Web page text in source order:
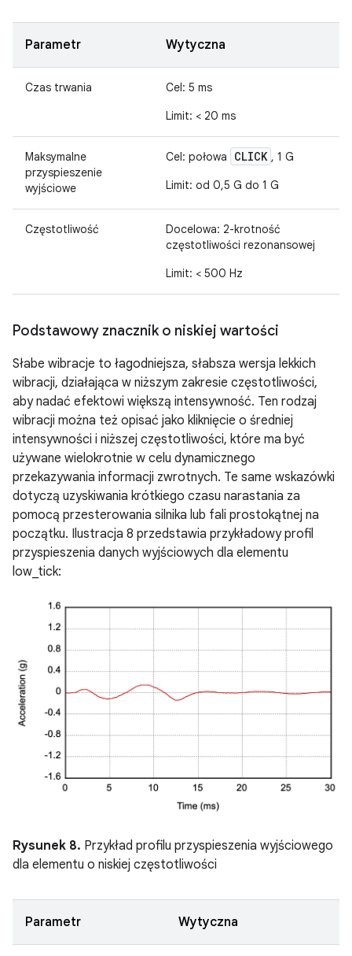
Parametr Wytyczna
Czas trwania
Cel: 5 ms
Limit: < 20 ms
Maksymalne
przyspieszenie
wyjściowe
Cel: połowa CLICK , 1 G
Limit: od 0,5 G do 1 G
Częstotliwość
Docelowa: 2-krotność
częstotliwości rezonansowej
Limit: < 500 Hz
Podstawowy znacznik o niskiej wartości
Słabe wibracje to łagodniejsza, słabsza wersja lekkich
wibracji, działająca w niższym zakresie częstotliwości,
aby nadać efektowi większą intensywność. Ten rodzaj
wibracji można też opisać jako kliknięcie o średniej
intensywności i niższej częstotliwości, które ma być
używane wielokrotnie w celu dynamicznego
przekazywania informacji zwrotnych. Te same wskazówki
dotyczą uzyskiwania krótkiego czasu narastania za
pomocą przesterowania silnika lub fali prostokątnej na
początku. Ilustracja 8 przedstawia przykładowy profil
przyspieszenia danych wyjściowych dla elementu
low_tick:
Rysunek 8. Przykład profilu przyspieszenia wyjściowego
dla elementu o niskiej częstotliwości
Parametr Wytyczna